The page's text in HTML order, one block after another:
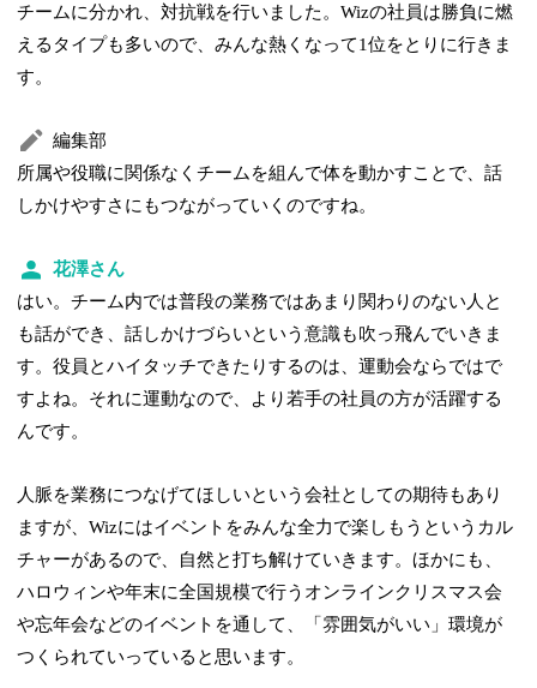
チームに分かれ、対抗戦を行いました。Wizの社員は勝負に燃
えるタイプも多いので、みんな熱くなって1位をとりに行きま
す。
編集部
所属や役職に関係なくチームを組んで体を動かすことで、話
しかけやすさにもつながっていくのですね。
花澤さん
はい。チーム内では普段の業務ではあまり関わりのない人と
も話ができ、話しかけづらいという意識も吹っ飛んでいきま
す。役員とハイタッチできたりするのは、運動会ならではで
すよね。それに運動なので、より若手の社員の方が活躍する
んです。
人脈を業務につなげてほしいという会社としての期待もあり
ますが、Wizにはイベントをみんな全力で楽しもうというカル
チャーがあるので、自然と打ち解けていきます。ほかにも、
ハロウィンや年末に全国規模で行うオンラインクリスマス会
や忘年会などのイベントを通して、「雰囲気がいい」環境が
つくられていっていると思います。